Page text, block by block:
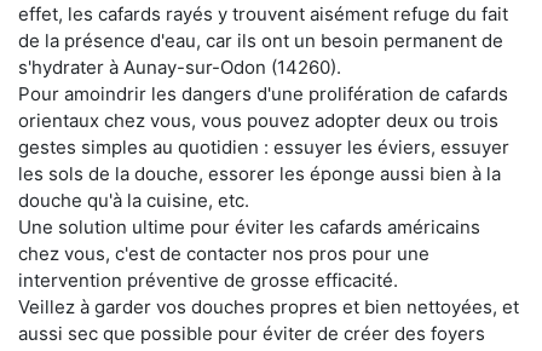
effet, les cafards rayés y trouvent aisément refuge du fait
de la présence d'eau, car ils ont un besoin permanent de
s'hydrater à Aunay-sur-Odon (14260).
Pour amoindrir les dangers d'une prolifération de cafards
orientaux chez vous, vous pouvez adopter deux ou trois
gestes simples au quotidien : essuyer les éviers, essuyer
les sols de la douche, essorer les éponge aussi bien à la
douche qu'à la cuisine, etc.
Une solution ultime pour éviter les cafards américains
chez vous, c'est de contacter nos pros pour une
intervention préventive de grosse efficacité.
Veillez à garder vos douches propres et bien nettoyées, et
aussi sec que possible pour éviter de créer des foyers